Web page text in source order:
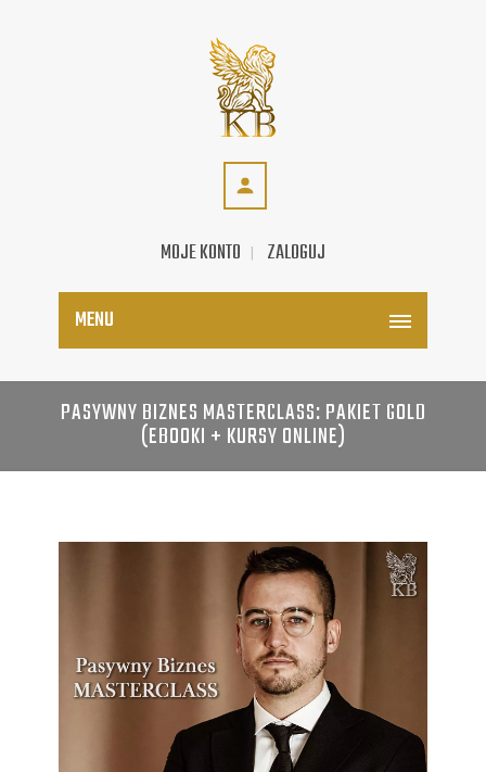
MOJE KONTO ZALOGUJ
MENU
PASYWNY BIZNES MASTERCLASS: PAKIET GOLD
(EBOOKI + KURSY ONLINE)